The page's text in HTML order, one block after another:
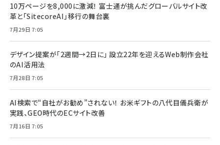
10万ページを8,000に激減！ 富士通が挑んだグローバルサイト改
革と「SitecoreAI」移行の舞台裏
7月29日 7:05
デザイン提案が「2週間→2日に」 設立22年を迎えるWeb制作会社
のAI活用法
7月28日 7:05
AI検索で“自社がお勧め”されない！ お米ギフトの八代目儀兵衛が
実践、GEO時代のECサイト改善
7月16日 7:05